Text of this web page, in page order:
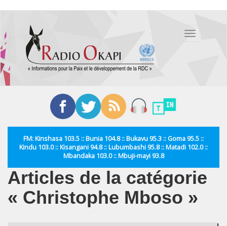
contenu
principal
Toggle
FM: Kinshasa 103.5 :: Bunia 104.8 :: Bukavu 95.3 :: Goma 95.5 ::
Kindu 103.0 :: Kisangani 94.8 :: Lubumbashi 95.8 :: Matadi 102.0 ::
Mbandaka 103.0 :: Mbuji-mayi 93.8
Articles de la catégorie
« Christophe Mboso »